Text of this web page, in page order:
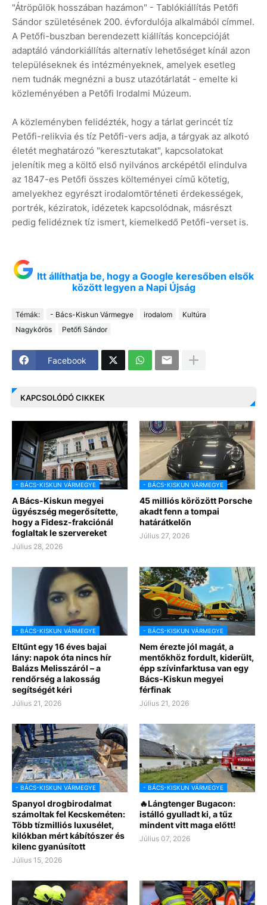
"Átröpűlök hosszában hazámon" - Tablókiállítás Petőfi
Sándor születésének 200. évfordulója alkalmából címmel.
A Petőfi-buszban berendezett kiállítás koncepcióját
adaptáló vándorkiállítás alternatív lehetőséget kínál azon
településeknek és intézményeknek, amelyek esetleg
nem tudnák megnézni a busz utazótárlatát - emelte ki
közleményében a Petőfi Irodalmi Múzeum.
A közleményben felidézték, hogy a tárlat gerincét tíz
Petőfi-relikvia és tíz Petőfi-vers adja, a tárgyak az alkotó
életét meghatározó "keresztutakat", kapcsolatokat
jelenítik meg a költő első nyilvános arcképétől elindulva
az 1847-es Petőfi összes költeményei című kötetig,
amelyekhez egyrészt irodalomtörténeti érdekességek,
portrék, kéziratok, idézetek kapcsolódnak, másrészt
pedig felidéznek tíz ismert, kiemelkedő Petőfi-verset is.
Itt állíthatja be, hogy a Google keresőben elsők
között legyen a Napi Újság
Témák: - Bács-Kiskun Vármegye irodalom
Kultúra
Nagykőrös
Petőfi Sándor
Facebook
KAPCSOLÓDÓ CIKKEK
- BÁCS-KISKUN VÁRMEGYE
A Bács-Kiskun megyei
ügyészség megerősítette,
hogy a Fidesz-frakciónál
foglaltak le szervereket
Július 28, 2026
- BÁCS-KISKUN VÁRMEGYE
45 milliós körözött Porsche
akadt fenn a tompai
határátkelőn
Július 27, 2026
- BÁCS-KISKUN VÁRMEGYE
Eltűnt egy 16 éves bajai
lány: napok óta nincs hír
Balázs Melisszáról – a
rendőrség a lakosság
segítségét kéri
Július 21, 2026
- BÁCS-KISKUN VÁRMEGYE
Nem érezte jól magát, a
mentőkhöz fordult, kiderült,
épp szívinfarktusa van egy
Bács-Kiskun megyei
férfinak
Július 21, 2026
- BÁCS-KISKUN VÁRMEGYE
Spanyol drogbirodalmat
számoltak fel Kecskeméten:
Több tízmilliós luxusélet,
kilókban mért kábítószer és
kilenc gyanúsított
Július 15, 2026
- BÁCS-KISKUN VÁRMEGYE
🔥Lángtenger Bugacon:
istálló gyulladt ki, a tűz
mindent vitt maga előtt!
Július 07, 2026